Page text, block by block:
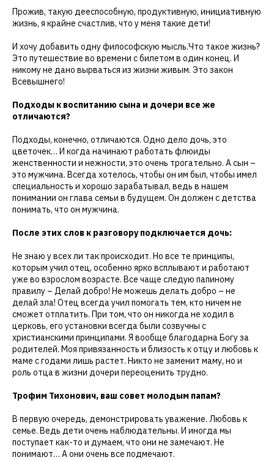
Прожив, такую дееспособную, продуктивную, инициативную
жизнь, я крайне счастлив, что у меня такие дети!
И хочу добавить одну философскую мысль.Что такое жизнь?
Это путешествие во времени с билетом в один конец. И
никому не дано вырваться из жизни живым. Это закон
Всевышнего!
Подходы к воспитанию сына и дочери все же
отличаются?
Подходы, конечно, отличаются. Одно дело дочь, это
цветочек… И когда начинают работать флюиды
женственности и нежности, это очень трогательно. А сын –
это мужчина. Всегда хотелось, чтобы он им был, чтобы имел
специальность и хорошо зарабатывал, ведь в нашем
понимании он глава семьи в будущем. Он должен с детства
понимать, что он мужчина.
После этих слов к разговору подключается дочь:
Не знаю у всех ли так происходит. Но все те принципы,
которым учил отец, особенно ярко всплывают и работают
уже во взрослом возрасте. Все чаще следую папиному
правилу – Делай добро! Не можешь делать добро – не
делай зла! Отец всегда учил помогать тем, кто ничем не
сможет отплатить. При том, что он никогда не ходил в
церковь, его установки всегда были созвучны с
христианскими принципами. Я вообще благодарна Богу за
родителей. Моя привязанность и близость к отцу и любовь к
маме с годами лишь растет. Никто не заменит маму, но и
роль отца в жизни дочери переоценить трудно.
Трофим Тихонович, ваш совет молодым папам?
В первую очередь, демонстрировать уважение. Любовь к
семье. Ведь дети очень наблюдательны. И иногда мы
поступает как-то и думаем, что они не замечают. Не
понимают… А они очень все подмечают.